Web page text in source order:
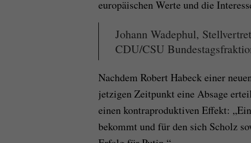
europäischen Werte und die
Johann Wadephul,
CDU/CSU
Nachdem Robert Habeck einer
jetzigen Zeitpunkt eine Absage
einen kontraproduktiven Effekt:
bekommt und für den sich Scholz